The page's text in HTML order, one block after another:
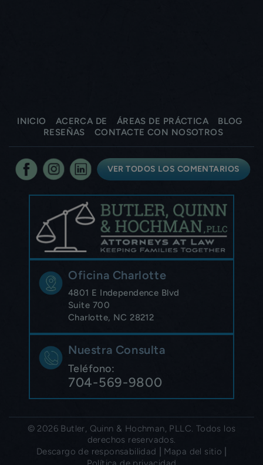
INICIO ACERCA DE ÁREAS DE PRÁCTICA
BLOG
RESEÑAS
CONTACTE CON NOSOTROS
VER TODOS LOS COMENTARIOS
Oficina Charlotte
4801 E Independence Blvd
Suite 700
Charlotte, NC 28212
Nuestra Consulta
Teléfono:
704-569-9800
© 2026 Butler, Quinn & Hochman, PLLC. Todos los
derechos reservados.
Descargo de responsabilidad
Mapa del sitio